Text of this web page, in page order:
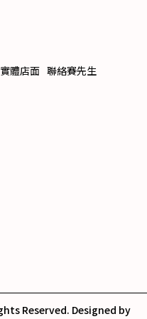
實體店面 聯絡賽先生
Reserved. Designed by